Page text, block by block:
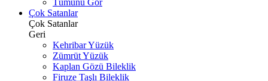
Tümünü Gör
Çok Satanlar
Çok Satanlar
Geri
Kehribar Yüzük
Zümrüt Yüzük
Kaplan Gözü Bileklik
Firuze Taşlı Bileklik